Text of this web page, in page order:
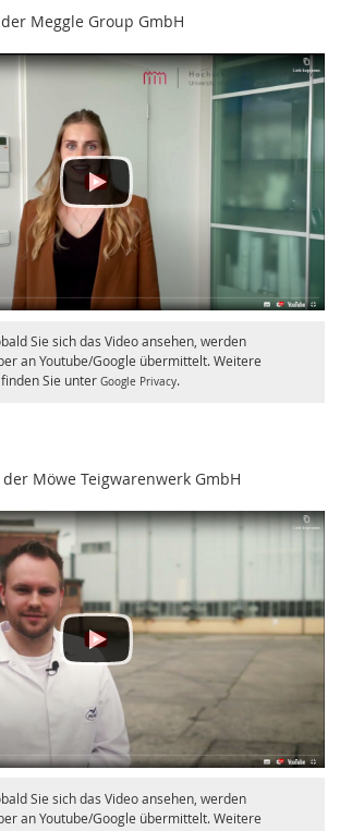
Meggle Group GmbH
Sie sich das Video ansehen, werden
an Youtube/Google übermittelt. Weitere
Sie unter Google Privacy.
Möwe Teigwarenwerk GmbH
Sie sich das Video ansehen, werden
an Youtube/Google übermittelt. Weitere